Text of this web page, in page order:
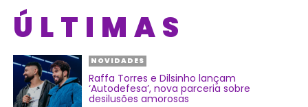
ÚLTIMAS
NOVIDADES
Raffa Torres e Dilsinho lançam
‘Autodefesa’, nova parceria sobre
desilusões amorosas